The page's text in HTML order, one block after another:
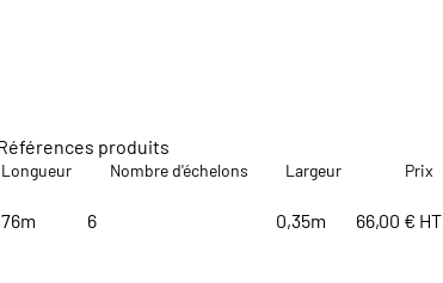
produits
Longueur Nombre d'échelons Largeur Prix
6 0,35m 66,00 € HT